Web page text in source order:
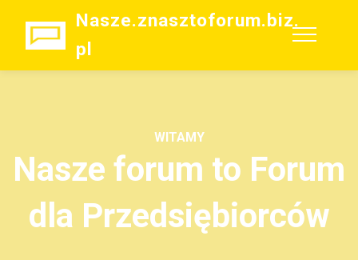
Nasze.znasztoforum.biz.
pl
WITAMY
Nasze forum to Forum
dla Przedsiębiorców